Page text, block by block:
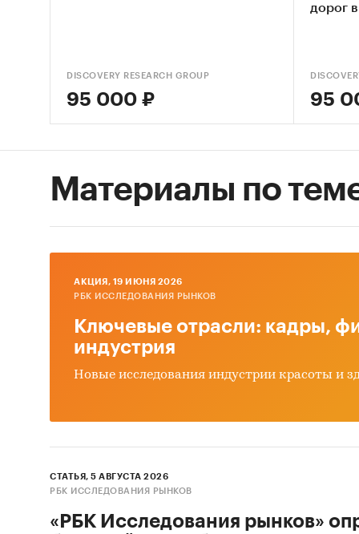
по
DISCOVERY RESEARCH GROUP
95 000 ₽
дорог
95
Материалы по
AКЦИЯ, 19 ИЮНЯ 2026
РБК ИССЛЕДОВАНИЯ РЫНКОВ
Ключевые отрасли: кадры,
индустрия
Новые исследования индустрии красоты и
СТАТЬЯ, 5 АВГУСТА 2026
РБК ИССЛЕДОВАНИЯ РЫНКОВ
«РБК Исследования рынков»